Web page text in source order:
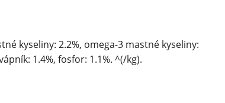
kyseliny: 2.2%, omega-3 mastné kyseliny:
1.4%, fosfor: 1.1%. ^(/kg).